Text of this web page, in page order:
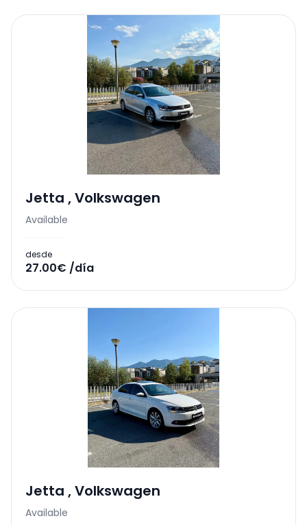
Jetta ,Volkswagen
Available
desde
27.00€ /día
Jetta ,Volkswagen
Available